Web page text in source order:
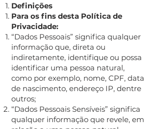
Definições
Para os fins desta Política de
Privacidade:
“Dados Pessoais” significa qualquer
informação que, direta ou
indiretamente, identifique ou possa
identificar uma pessoa natural,
como por exemplo, nome, CPF, data
de nascimento, endereço IP, dentre
outros;
“Dados Pessoais Sensíveis” significa
qualquer informação que revele, em